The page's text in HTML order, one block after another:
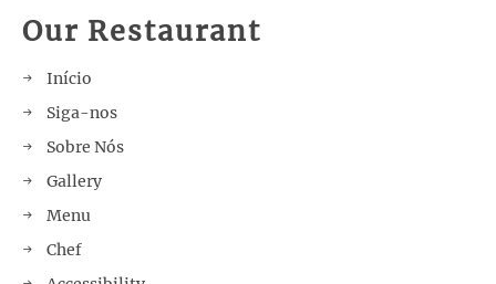
Our Restaurant
Início
Siga-nos
Sobre Nós
Gallery
Menu
Chef